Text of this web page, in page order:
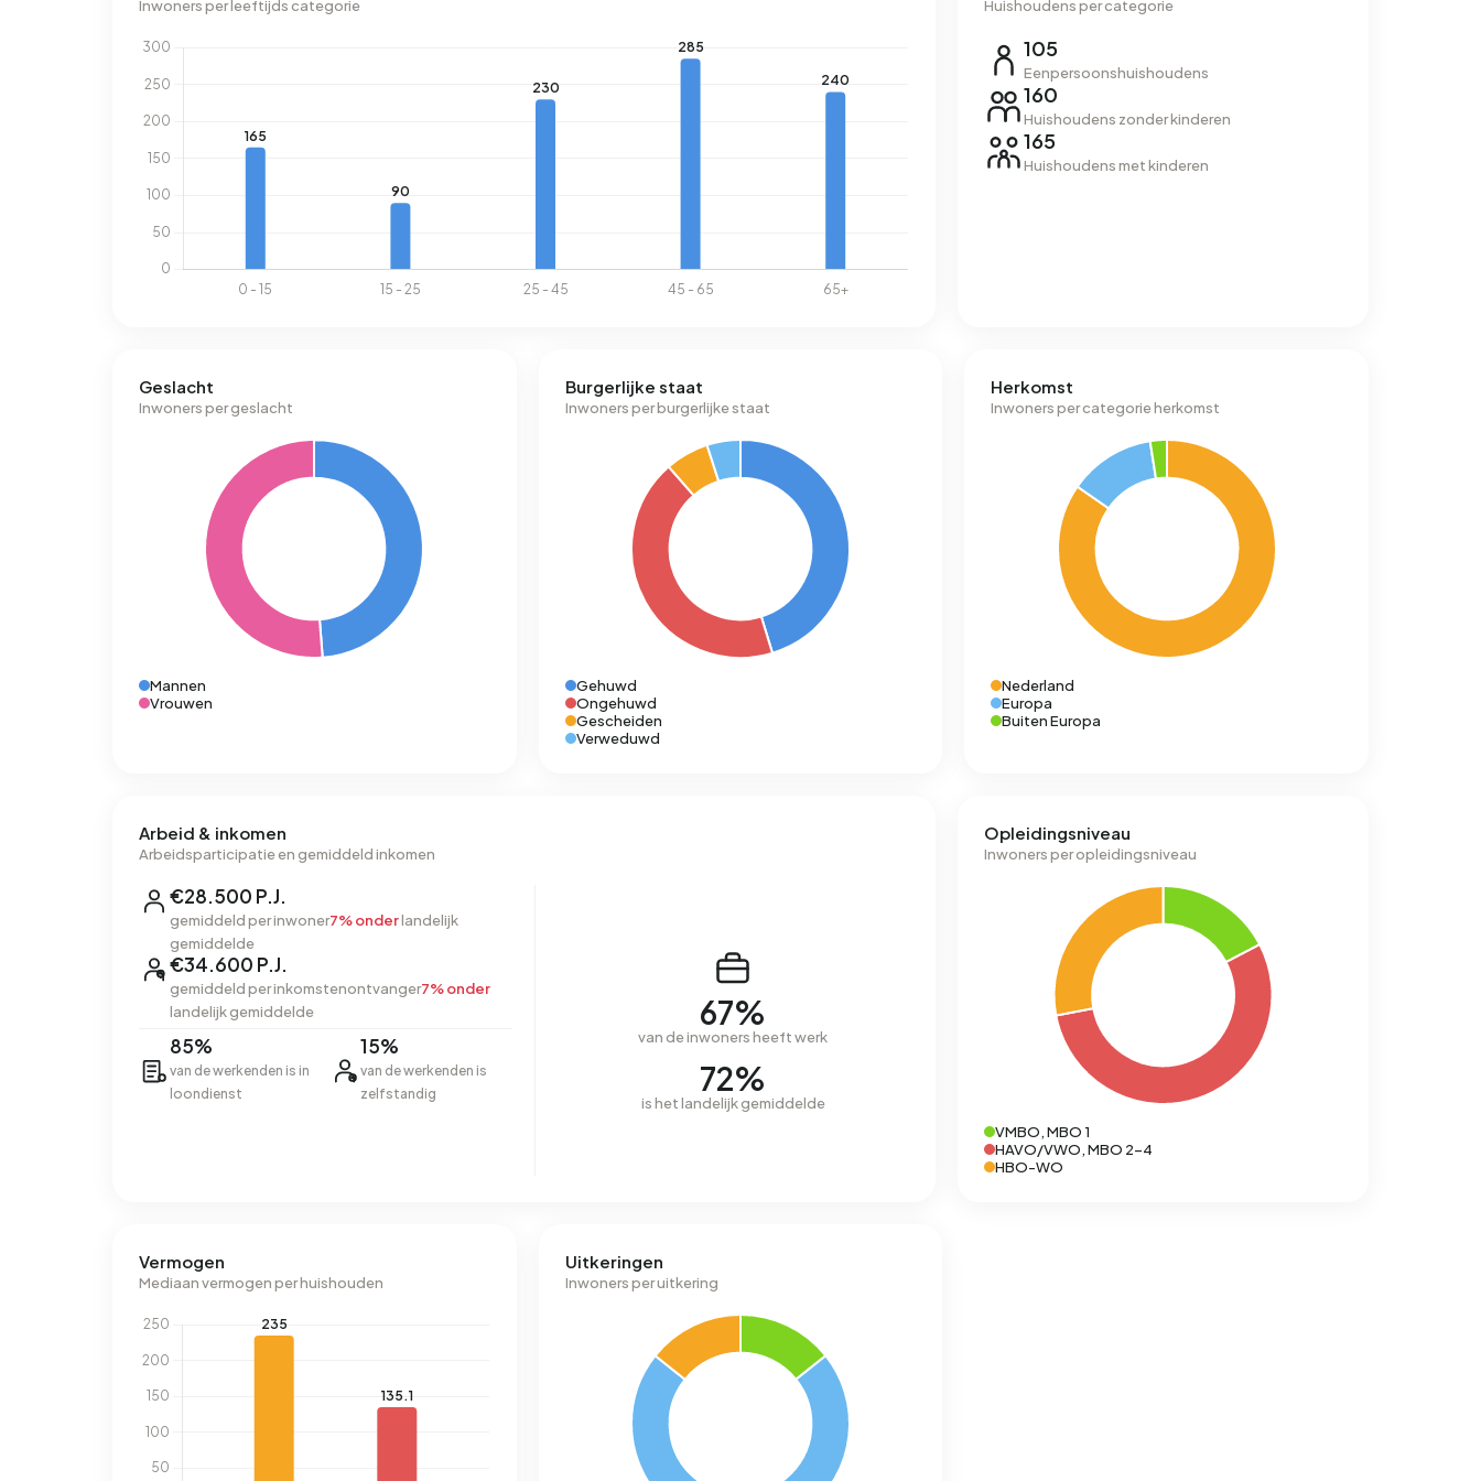
Inwoners per leeftijds categorie Huishoudens per categorie
105
Eenpersoonshuishoudens
160
Huishoudens zonder kinderen
165
Huishoudens met kinderen
Geslacht
Inwoners per geslacht
Mannen
Vrouwen
Burgerlijke staat
Inwoners per burgerlijke staat
Gehuwd
Ongehuwd
Gescheiden
Verweduwd
Herkomst
Inwoners per categorie herkomst
Nederland
Europa
Buiten Europa
Arbeid & inkomen
Arbeidsparticipatie en gemiddeld inkomen
€28.500 P.J.
gemiddeld per inwoner7% onderlandelijk
gemiddelde
€34.600 P.J.
gemiddeld per inkomstenontvanger7% onder
landelijk gemiddelde
85%
van de werkenden is in
loondienst
15%
van de werkenden is
zelfstandig
67%
van de inwoners heeft werk
72%
is het landelijk gemiddelde
Opleidingsniveau
Inwoners per opleidingsniveau
VMBO, MBO 1
HAVO/VWO, MBO 2-4
HBO-WO
Vermogen
Mediaan vermogen per huishouden
Uitkeringen
Inwoners per uitkering